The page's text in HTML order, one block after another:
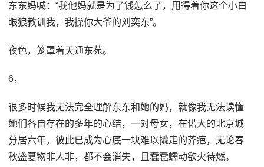
东东妈喊：“我他妈就是为了钱怎么了，用得着你这个小白
眼狼教训我，我操你大爷的刘奕东”。
夜色，笼罩着天通东苑。
6，
很多时候我无法完全理解东东和她的妈，就像我无法读懂
她们各自存在的多年的心结，一对母女，在偌大的北京城
分居六年，彼此已成为心底一块难以撬走的芥疤，无论春
秋盛夏物非人非，都不会消失，且蠢蠢蠕动欲火待燃。